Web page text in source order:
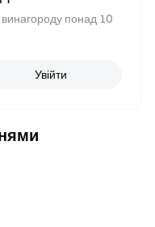
понад 10
Увійти